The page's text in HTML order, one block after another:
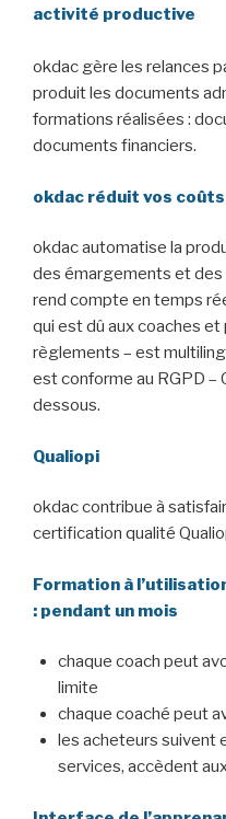
activité productive
okdac gère les relances
produit les documents
formations réalisées :
documents financiers.
okdac réduit vos coûts
okdac automatise la
des émargements et
rend compte en temps
qui est dû aux coaches
règlements – est
est conforme au RGPD –
dessous.
Qualiopi
okdac contribue à
certification qualité
Formation à
: pendant un mois
chaque coach peut
limite
chaque coaché peut
les acheteurs suivent
services, accèdent